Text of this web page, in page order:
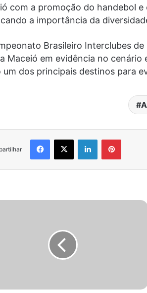
com a promoção do handebol
a importância da
Brasileiro Interclubes
Maceió em evidência no
um dos principais destinos para
Facebook
X LinkedinPinterest